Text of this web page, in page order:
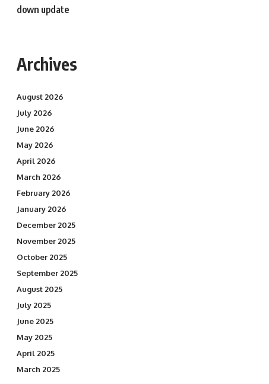
down update
Archives
August 2026
July 2026
June 2026
May 2026
April 2026
March 2026
February 2026
January 2026
December 2025
November 2025
October 2025
September 2025
August 2025
July 2025
June 2025
May 2025
April 2025
March 2025